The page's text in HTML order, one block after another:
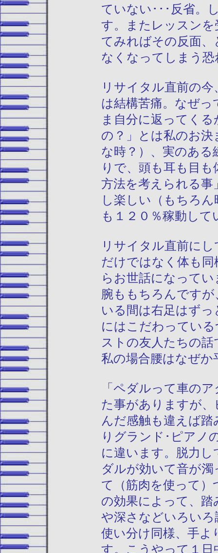
ていない･･･反省。
す。またレッスン
てみればその反面
なくなってしまう
リサイタル直前の
は結構苦痛。なぜ
ま自分に返ってく
の？」とは私のお
な時？）、実のあ
りで、頭も耳も目
方法を考えられる
し楽しい（もちろ
も１２０％稼動し
リサイタル直前に
だけではなく体も
らお世話になって
腕ももちろんです
いる間は右足はず
にはこだわってい
ストの友人たちの
私の場合腰はなぜか
「ペダルって車の
た事がありますが
んだ感触も違えば
りグランド･ピアノ
に違います。脱力
ダルが効いて音が
て（筋肉を使って
の効果によって、踏
や深さなどいろい
使い分け同様、手よ
す。こうやって１